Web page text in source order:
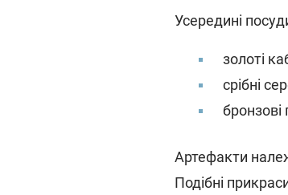
Усередині
золоті
срібні
бронзові
Артефакти
Подібні